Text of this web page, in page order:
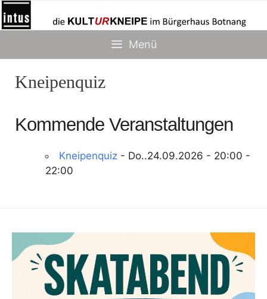
Zum
Inhalt
Menü
Kneipenquiz
Kommende Veranstaltungen
Kneipenquiz - Do..24.09.2026 - 20:00 -
22:00